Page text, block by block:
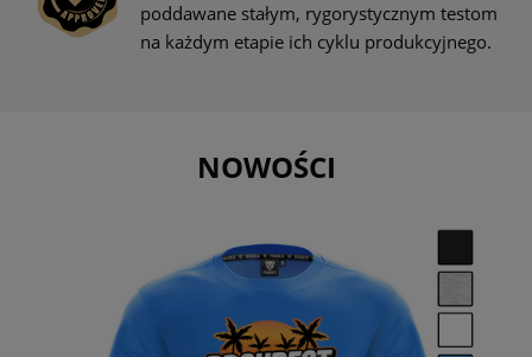
poddawane stałym, rygorystycznym testom
na każdym etapie ich cyklu produkcyjnego.
NOWOŚCI